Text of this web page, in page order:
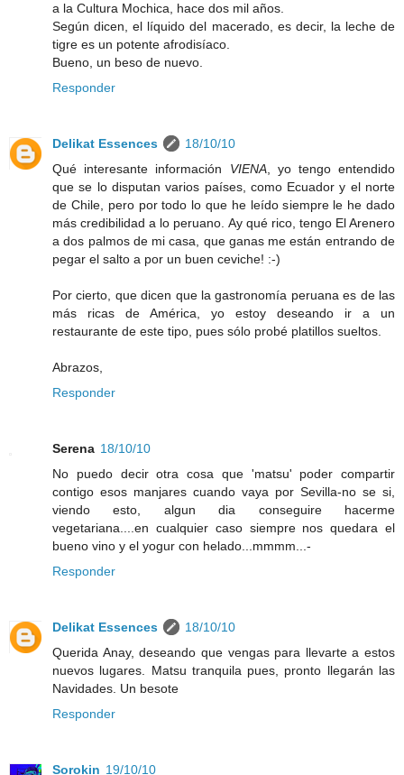
a la Cultura Mochica, hace dos mil años.
Según dicen, el líquido del macerado, es decir, la leche de
tigre es un potente afrodisíaco.
Bueno, un beso de nuevo.
Responder
Delikat Essences
18/10/10
Qué interesante información VIENA, yo tengo entendido
que se lo disputan varios países, como Ecuador y el norte
de Chile, pero por todo lo que he leído siempre le he dado
más credibilidad a lo peruano. Ay qué rico, tengo El Arenero
a dos palmos de mi casa, que ganas me están entrando de
pegar el salto a por un buen ceviche! :-)
Por cierto, que dicen que la gastronomía peruana es de las
más ricas de América, yo estoy deseando ir a un
restaurante de este tipo, pues sólo probé platillos sueltos.
Abrazos,
Responder
Serena 18/10/10
No puedo decir otra cosa que 'matsu' poder compartir
contigo esos manjares cuando vaya por Sevilla-no se si,
viendo esto, algun dia conseguire hacerme
vegetariana....en cualquier caso siempre nos quedara el
bueno vino y el yogur con helado...mmmm...-
Responder
Delikat Essences
18/10/10
Querida Anay, deseando que vengas para llevarte a estos
nuevos lugares. Matsu tranquila pues, pronto llegarán las
Navidades. Un besote
Responder
Sorokin 19/10/10